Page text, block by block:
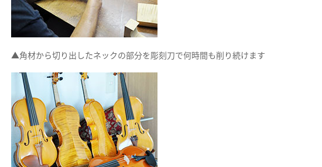
▲角材から切り出したネックの部分を彫刻刀で何時間も削り続けます